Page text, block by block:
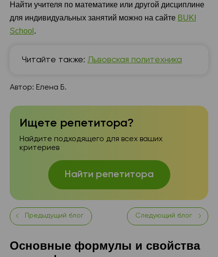
Найти учителя по математике или другой дисциплине
для индивидуальных занятий можно на сайте BUKI
School .
Читайте также: Львовская политехника
Автор: Елена Б.
Ищете репетитора?
Найдите подходящего для всех ваших
критериев
Найти репетитора
Предыдущий блог Следующий блог
Основные формулы и свойства